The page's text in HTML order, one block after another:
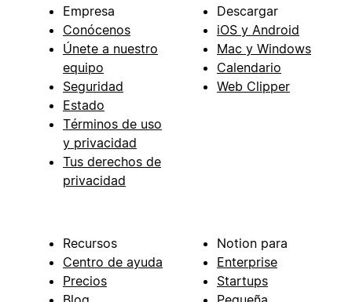
Empresa
Conócenos
Únete a nuestro
equipo
Seguridad
Estado
Términos de uso
y privacidad
Tus derechos de
privacidad
Descargar
iOS y Android
Mac y Windows
Calendario
Web Clipper
Recursos
Centro de ayuda
Precios
Notion para
Enterprise
Startups